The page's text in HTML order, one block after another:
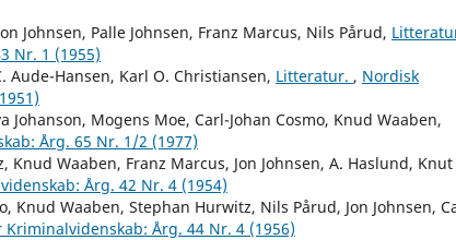
Johnsen, Palle Johnsen, Franz Marcus, Nils Pårud,
Nr. 1 (1955)
Aude-Hansen, Karl O. Christiansen, Litteratur. , Nordisk
Johanson, Mogens Moe, Carl-Johan Cosmo, Knud Waaben,
Årg. 65 Nr. 1/2 (1977)
Waaben, Franz Marcus, Jon Johnsen, A. Haslund, Knut
Årg. 42 Nr. 4 (1954)
Knud Waaben, Stephan Hurwitz, Nils Pårud, Jon Johnsen,
Årg. 44 Nr. 4 (1956)